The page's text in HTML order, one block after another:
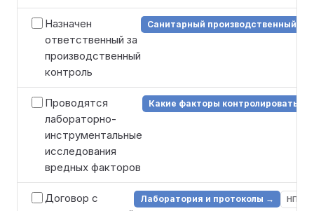
Назначен
ответственный за
производственный
контроль
Санитарный производственный
Проводятся
лабораторно-
инструментальные
исследования
вредных факторов
Какие факторы контролировать →
Договор с
Лаборатория и протоколы → НПА